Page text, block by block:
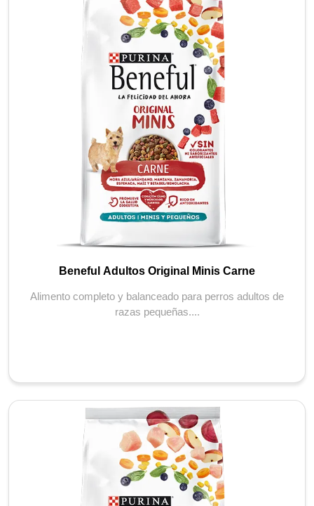
Beneful Adultos Original Minis Carne
Alimento completo y balanceado para perros adultos de
razas pequeñas....